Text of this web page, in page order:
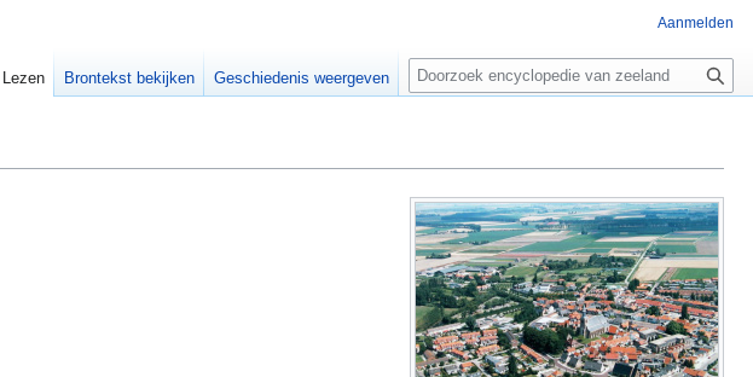
Aanmelden
Lezen Brontekst bekijken Geschiedenis weergeven
Z
e